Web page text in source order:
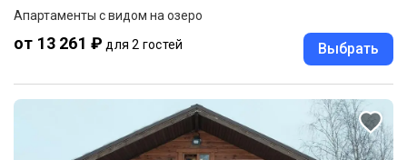
Апартаменты с видом на озеро
от 13 261 ₽ для 2 гостей Выбрать